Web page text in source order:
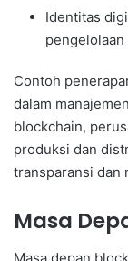
Identitas
Contoh
dalam
blockchain,
produksi dan
transparansi dan
Masa